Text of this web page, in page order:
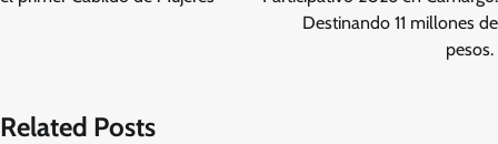
Destinando 11 millones de
pesos.
Related Posts